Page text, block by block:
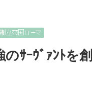
樹立帝国ローマ
のｻｰｳﾞｧﾝﾄ